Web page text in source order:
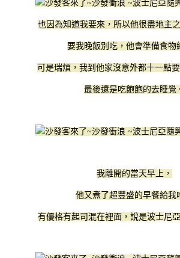
也因為知道我要來，所以他很盡地主
要我晚飯別吃，他會準備食物
可是瑞煩，我到他家沒意外都十一點要
最後還是吃飽飽的去睡覺
我離開的當天早上，
他又煮了超豐盛的早餐給我
有優格有起司混在裡面，說是波士尼